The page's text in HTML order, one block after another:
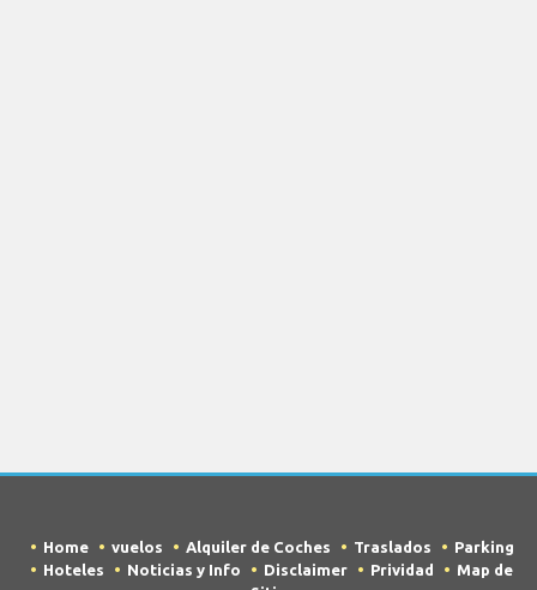
Home vuelos Alquiler de Coches Traslados
Parking
Hoteles
Noticias y Info Disclaimer Prividad
Map de